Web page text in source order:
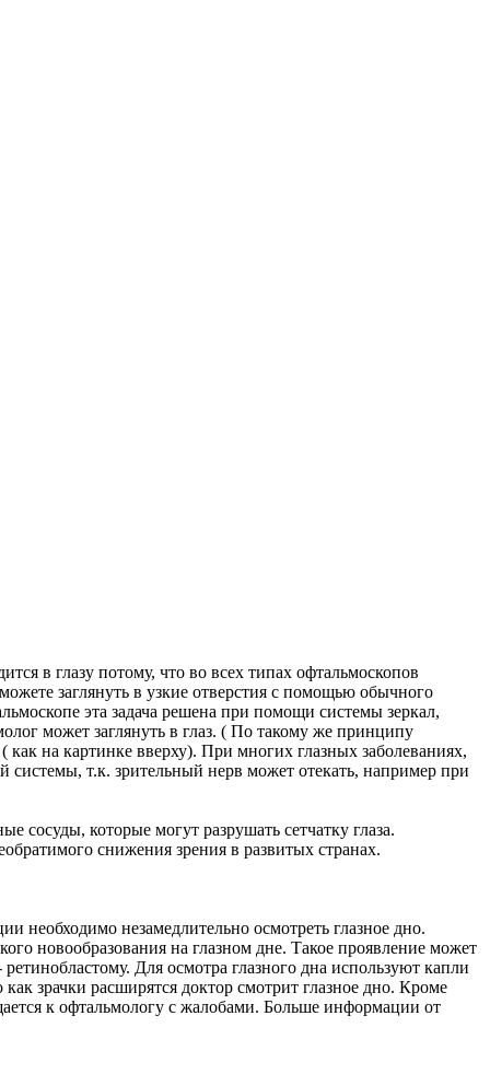
в глазу потому, что во всех типах офтальмоскопов
заглянуть в узкие отверстия с помощью обычного
эта задача решена при помощи системы зеркал,
может заглянуть в глаз. ( По такому же принципу
на картинке вверху). При многих глазных заболеваниях,
системы, т.к. зрительный нерв может отекать, например при
сосуды, которые могут разрушать сетчатку глаза.
снижения зрения в развитых странах.
необходимо незамедлительно осмотреть глазное дно.
новообразования на глазном дне. Такое проявление может
Для осмотра глазного дна используют капли
зрачки расширятся доктор смотрит глазное дно. Кроме
к офтальмологу с жалобами. Больше информации от